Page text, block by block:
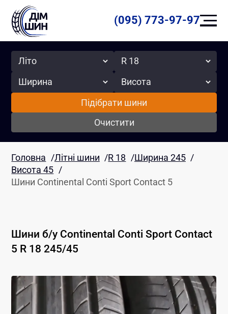
(095) 773-97-97
Сезон Радіус
Ширина Висота
Підібрати шини
Очистити
Головна /Літні шини /R 18 /Ширина 245 /
Висота 45 /
Шини Continental Conti Sport Contact 5
Шини б/у Continental Conti Sport Contact
5 R 18 245/45